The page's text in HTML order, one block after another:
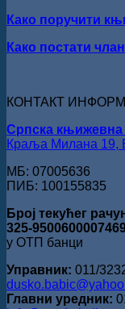
Како поручити
Како постати
КОНТАКТ
Српска књижевна
Краља Милана 19,
МБ: 07005636
ПИБ: 100155835
Број текућег
325-
у ОТП банци
Управник: 011/
Главни уредник: